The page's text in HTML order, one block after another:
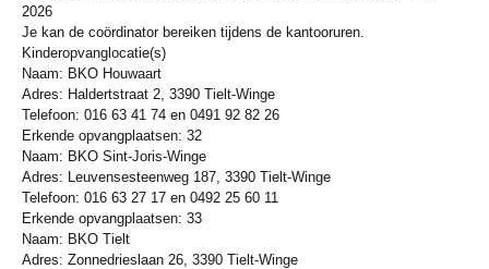
2026
Je kan de coördinator bereiken tijdens de kantooruren.
Kinderopvanglocatie(s)
Naam: BKO Houwaart
Adres: Haldertstraat 2, 3390 Tielt-Winge
Telefoon: 016 63 41 74 en 0491 92 82 26
Erkende opvangplaatsen: 32
Naam: BKO Sint-Joris-Winge
Adres: Leuvensesteenweg 187, 3390 Tielt-Winge
Telefoon: 016 63 27 17 en 0492 25 60 11
Erkende opvangplaatsen: 33
Naam: BKO Tielt
Adres: Zonnedrieslaan 26, 3390 Tielt-Winge